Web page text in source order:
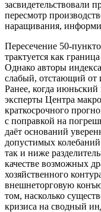
засвидетельствовали
пересмотр
наращивания,
Пересечение 50-
трактуется как
Однако авторы
слабый, отстающий от
Ранее, когда июньский
эксперты Центра
краткосрочного
с поправкой на
даёт оснований
допустимых
так и ниже
качестве возможных
хозяйственного
внешнеторговую
том, насколько
кризиса на сводный